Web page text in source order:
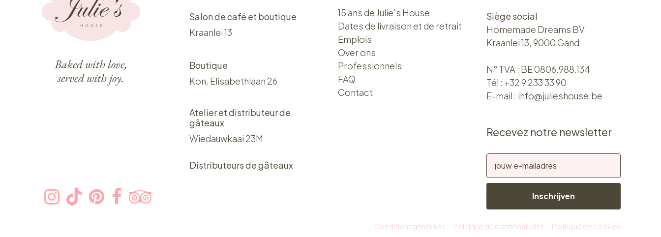
Baked with love,
served with joy.
Salon de café et boutique
Kraanlei 13
Boutique
Kon. Elisabethlaan 26
Atelier et distributeur de
gâteaux
Wiedauwkaai 23M
Distributeurs de gâteaux
15 ans de Julie's House
Dates de livraison et de retrait
Emplois
Over ons​​
Professionnels
FAQ
Contact
Siège social
Homemade Dreams BV
Kraanlei 13, 9000 Gand
N° TVA : BE 0806.988.134
Tél : +32 9 233 33 90
E-mail : info@julieshouse.be
Recevez notre newsletter
Inschrijven
Conditions générales Politique de confidentialité Politique de cookies